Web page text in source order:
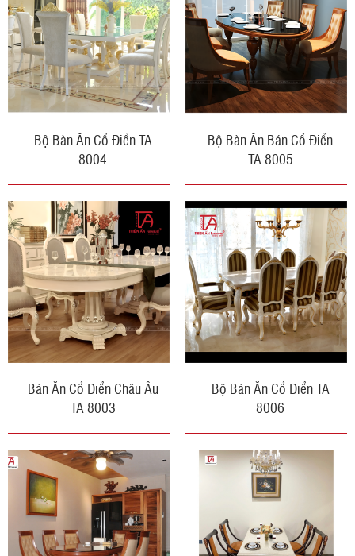
Bộ Bàn Ăn Cổ Điển TA
8004
Bộ Bàn Ăn Bán Cổ Điển
TA 8005
Bàn Ăn Cổ Điển Châu Âu
TA 8003
Bộ Bàn Ăn Cổ Điển TA
8006